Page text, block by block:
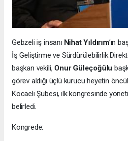
Gebzeli iş insanı Nihat Yıldırım’ın
İş Geliştirme ve Sürdürülebilirlik
başkan vekili, Onur Güleçoğülu
görev aldığı üçlü kurucu heyetin
Kocaeli Şubesi, ilk kongresinde
belirledi.
Kongrede: